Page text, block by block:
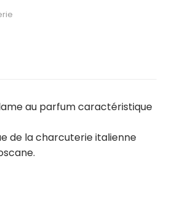
au parfum caractéristique
de la charcuterie italienne